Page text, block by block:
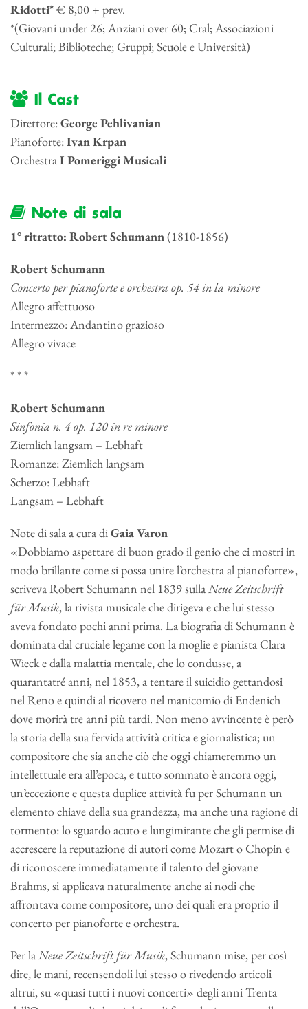
Ridotti*€ 8,00 + prev.
*(Giovani under 26; Anziani over 60; Cral; Associazioni
Culturali; Biblioteche; Gruppi; Scuole e Università)
Il Cast
Direttore:George Pehlivanian
Pianoforte:Ivan Krpan
OrchestraI Pomeriggi Musicali
Note di sala
1° ritratto: Robert Schumann(1810-1856)
Robert Schumann
Concerto per pianoforte e orchestra op. 54in la minore
Allegro affettuoso
Intermezzo: Andantino grazioso
Allegro vivace
* * *
Robert Schumann
Sinfonia n. 4 op. 120in re minore
Ziemlich langsam – Lebhaft
Romanze: Ziemlich langsam
Scherzo: Lebhaft
Langsam – Lebhaft
Note di sala a cura diGaia Varon
«Dobbiamo aspettare di buon grado il genio che ci mostri in
modo brillante come si possa unire l’orchestra al pianoforte»,
scriveva Robert Schumann nel 1839 sullaNeue Zeitschrift
für Musik, la rivista musicale che dirigeva e che lui stesso
aveva fondato pochi anni prima. La biografia di Schumann è
dominata dal cruciale legame con la moglie e pianista Clara
Wieck e dalla malattia mentale, che lo condusse, a
quarantatré anni, nel 1853, a tentare il suicidio gettandosi
nel Reno e quindi al ricovero nel manicomio di Endenich
dove morirà tre anni più tardi. Non meno avvincente è però
la storia della sua fervida attività critica e giornalistica; un
compositore che sia anche ciò che oggi chiameremmo un
intellettuale era all’epoca, e tutto sommato è ancora oggi,
un’eccezione e questa duplice attività fu per Schumann un
elemento chiave della sua grandezza, ma anche una ragione di
tormento: lo sguardo acuto e lungimirante che gli permise di
accrescere la reputazione di autori come Mozart o Chopin e
di riconoscere immediatamente il talento del giovane
Brahms, si applicava naturalmente anche ai nodi che
affrontava come compositore, uno dei quali era proprio il
concerto per pianoforte e orchestra.
Per laNeue Zeitschrift für Musik, Schumann mise, per così
dire, le mani, recensendoli lui stesso o rivedendo articoli
altrui, su «quasi tutti i nuovi concerti» degli anni Trenta